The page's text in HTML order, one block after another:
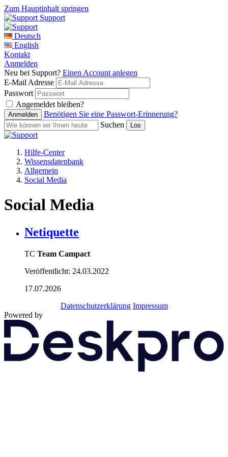
Zum Hauptinhalt springen
Support
Deutsch
English
Kontakt
Anmelden
Neu bei Support? Einen Account anlegen
E-Mail Adresse
Passwort
Angemeldet bleiben?
Benötigen Sie eine Passwort-Erinnerung?
Suchen
Hilfe-Center
Wissensdatenbank
Allgemein
Social Media
Social Media
Netiquette
TC Team Campact
Veröffentlicht: 24.03.2022
17.07.2026
Datenschutzerklärung Impressum
Powered by